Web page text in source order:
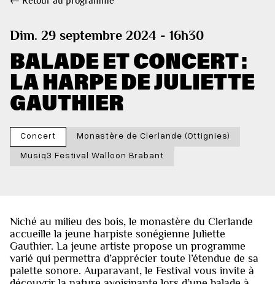
Dim. 29 septembre 2024 - 16h30
BALADE ET CONCERT :
LA HARPE DE JULIETTE
GAUTHIER
Concert
Monastère de Clerlande (Ottignies)
Musiq3 Festival Walloon Brabant
Niché au milieu des bois, le monastère du Clerlande
accueille la jeune harpiste sonégienne Juliette
Gauthier. La jeune artiste propose un programme
varié qui permettra d’apprécier toute l’étendue de sa
palette sonore. Auparavant, le Festival vous invite à